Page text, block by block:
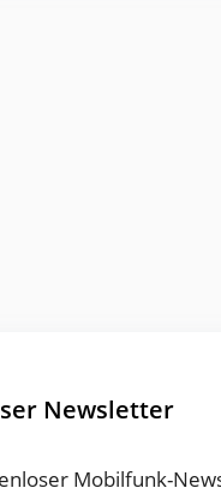
Newsletter
Mobilfunk-